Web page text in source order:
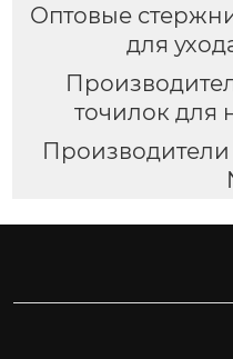
Оптовые
для
точилок